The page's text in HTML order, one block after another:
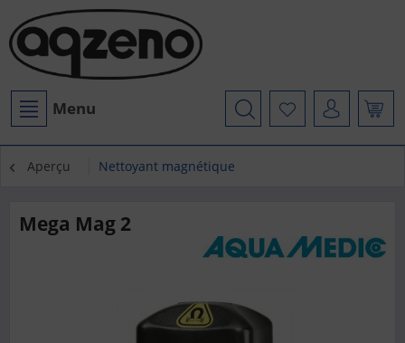
Menu
Aperçu Nettoyant magnétique
Mega Mag 2